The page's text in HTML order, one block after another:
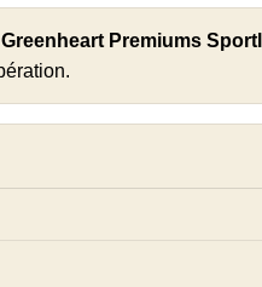
Greenheart Premiums